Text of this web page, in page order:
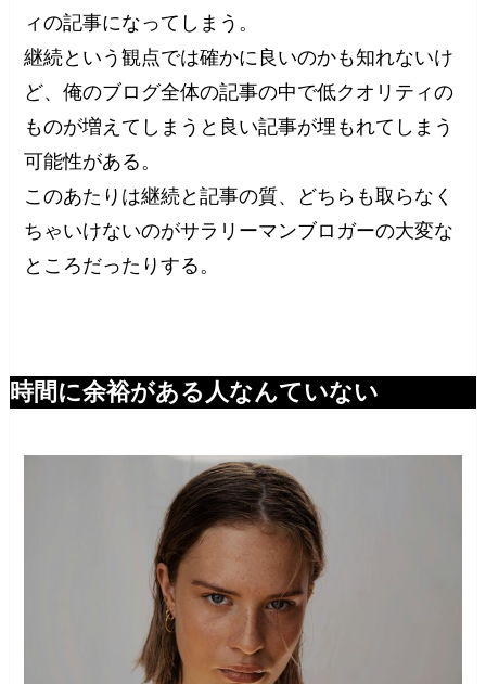
ィの記事になってしまう。
継続という観点では確かに良いのかも知れないけ
ど、俺のブログ全体の記事の中で低クオリティの
ものが増えてしまうと良い記事が埋もれてしまう
可能性がある。
このあたりは継続と記事の質、どちらも取らなく
ちゃいけないのがサラリーマンブロガーの大変な
ところだったりする。
時間に余裕がある人なんていない